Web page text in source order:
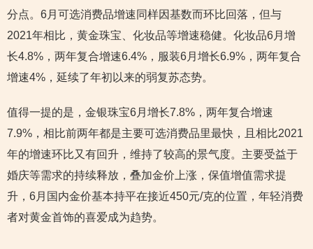
分点。6月可选消费品增速同样因基数而环比回落，但与
2021年相比，黄金珠宝、化妆品等增速稳健。化妆品6月增
长4.8%，两年复合增速6.4%，服装6月增长6.9%，两年复合
增速4%，延续了年初以来的弱复苏态势。
值得一提的是，金银珠宝6月增长7.8%，两年复合增速
7.9%，相比前两年都是主要可选消费品里最快，且相比2021
年的增速环比又有回升，维持了较高的景气度。主要受益于
婚庆等需求的持续释放，叠加金价上涨，保值增值需求提
升，6月国内金价基本持平在接近450元/克的位置，年轻消费
者对黄金首饰的喜爱成为趋势。